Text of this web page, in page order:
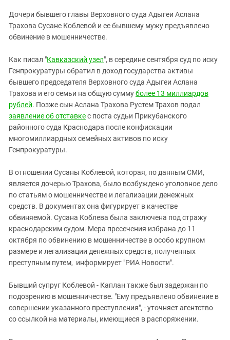
КАВКАЗ ЗА ПАЛЕСТИНУ
ИНАКОМЫСЛИЕ В ЧЕЧНЕ
ПРЕСЛЕДОВАНИЕ АКТИВИСТОВ
Ингушетия
Кабардино-Балкария
Калмыкия
Карачаево-Черкесия
Краснодарский край
Нагорный Карабах
Российская Федерация
Ростовская область
Северная Осетия - Алания
Ставропольский край
Чечня
Южная Осетия
Южный Кавказ
Дочери бывшего главы Верховного суда Адыгеи Аслана
Трахова Сусане Коблевой и ее бывшему мужу предъявлено
обвинение в мошенничестве.
Как писал "Кавказский узел", в середине сентября суд по иску
Генпрокуратуры обратил в доход государства активы
бывшего председателя Верховного суда Адыгеи Аслана
Трахова и его семьи на общую суммуболее 13 миллиардов
рублей. Позже сын Аслана Трахова Рустем Трахов подал
заявление об отставкес поста судьи Прикубанского
районного суда Краснодара после конфискации
многомиллиардных семейных активов по иску
Генпрокуратуры.
В отношении Сусаны Коблевой, которая, по данным СМИ,
является дочерью Трахова, было возбуждено уголовное дело
по статьям о мошенничестве и легализации денежных
средств. В документах она фигурирует в качестве
обвиняемой. Сусана Коблева была заключена под стражу
краснодарским судом. Мера пресечения избрана до 11
октября по обвинению в мошенничестве в особо крупном
размере и легализации денежных средств, полученных
преступным путем, информирует "РИА Новости".
Бывший супруг Коблевой - Каплан также был задержан по
подозрению в мошенничестве. "Ему предъявлено обвинение в
совершении указанного преступления", - уточняет агентство
со ссылкой на материалы, имеющиеся в распоряжении.